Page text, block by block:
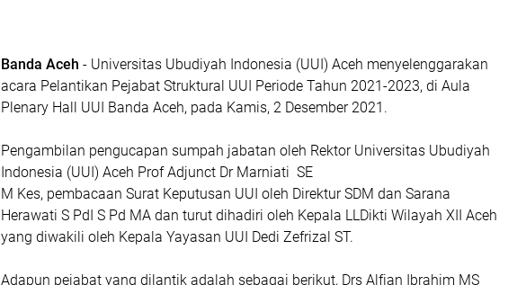
Banda Aceh - Universitas Ubudiyah Indonesia (UUI) Aceh menyelenggarakan
acara Pelantikan Pejabat Struktural UUI Periode Tahun 2021-2023, di Aula
Plenary Hall UUI Banda Aceh, pada Kamis, 2 Desember 2021.
Pengambilan pengucapan sumpah jabatan oleh Rektor Universitas Ubudiyah
Indonesia (UUI) Aceh Prof Adjunct Dr Marniati SE
M Kes, pembacaan Surat Keputusan UUI oleh Direktur SDM dan Sarana
Herawati S PdI S Pd MA dan turut dihadiri oleh Kepala LLDikti Wilayah XII Aceh
yang diwakili oleh Kepala Yayasan UUI Dedi Zefrizal ST.
Adapun pejabat yang dilantik adalah sebagai berikut, Drs Alfian Ibrahim MS